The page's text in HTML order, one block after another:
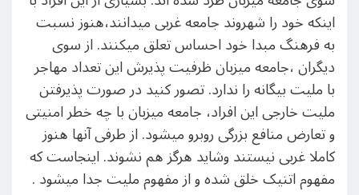
اینکه خود را شهروند جامعه غربی میدانند،هنوز نسبت
به فرهنگ مبدا خود احساس تعلق میکنند. از سوی
دیگران ،جامعه میزبان ظرفیت پذیرش این تعداد مهاجر
با ملیت بیگانه را ندارد. تصور کنید در صورت پذیرفتن
ملیت خارجی این افراد، جامعه میزبان با چه خطر امنیتی
و تعارض منافع بزرگی روبرو میشود. از طرفی آنها هنوز
کاملا غربی نیستند وشاید هرگز هم نشوند. اینجاست که
مفهوم اتنیک خلق شده و از مفهوم ملیت جدا میشود .